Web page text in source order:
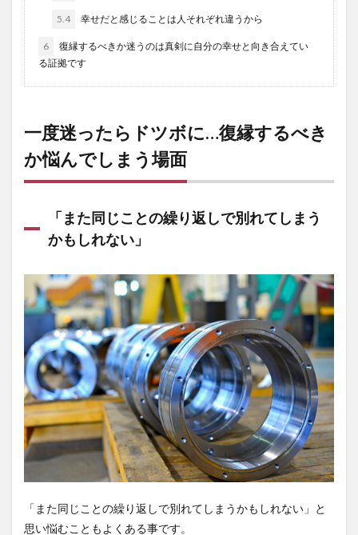
5.4 幸せだと感じることは人それぞれ違うから
6
復縁するべきか迷うのは真剣に自分の幸せと向き合えてい
る証拠です
一度迷ったらドツボに…復縁するべき
か悩んでしまう場面
「また同じことの繰り返しで別れてしまう
かもしれない」
「また同じことの繰り返しで別れてしまうかもしれない」と
思い悩むこともよくある事です。